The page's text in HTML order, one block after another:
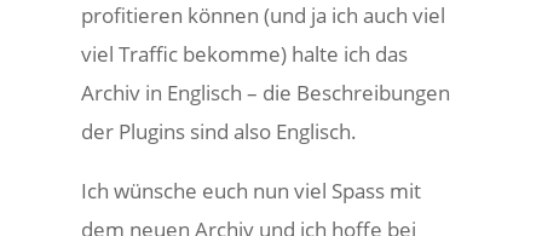
profitieren können (und ja ich auch viel
viel Traffic bekomme) halte ich das
Archiv in Englisch – die Beschreibungen
der Plugins sind also Englisch.
Ich wünsche euch nun viel Spass mit
dem neuen Archiv und ich hoffe bei